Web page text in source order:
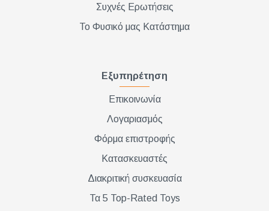
Συχνές Ερωτήσεις
Το Φυσικό μας Κατάστημα
Εξυπηρέτηση
Επικοινωνία
Λογαριασμός
Φόρμα επιστροφής
Κατασκευαστές
Διακριτική συσκευασία
Τα 5 Top-Rated Toys